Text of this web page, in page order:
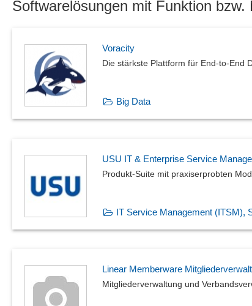
Softwarelösungen mit Funktion
Voracity
Die stärkste Plattform für End-to-End
Big Data
USU IT & Enterprise Service
Produkt-Suite mit praxiserprobten
IT Service Management (ITSM),
Linear Memberware
Mitgliederverwaltung und